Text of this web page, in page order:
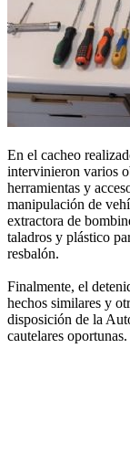
En el cacheo
intervinieron varios
herramientas y
manipulación de
extractora de
taladros y plástico
resbalón.
Finalmente, el
hechos similares y
disposición de la
cautelares oportunas.